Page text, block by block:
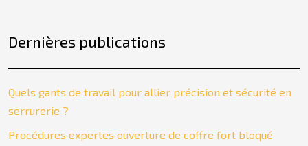
Dernières publications
Quels gants de travail pour allier précision et sécurité en
serrurerie ?
Procédures expertes ouverture de coffre fort bloqué